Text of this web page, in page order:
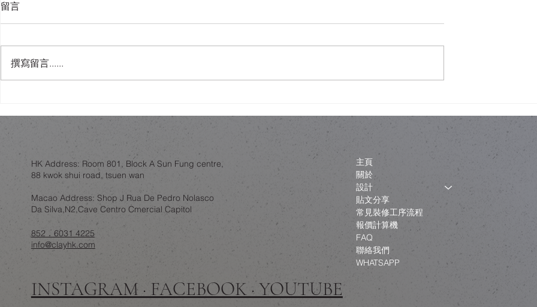
破壞」：翻新工程如何不淪為
政治騷？
書櫃，而係一家人嘅共識
Design 專業指南
留言
撰寫留言......
HK Address: Room 801, Block A Sun Fung centre,
88 kwok shui road, tsuen wan
Macao Address: Shop J Rua De Pedro Nolasco
Da Silva,N2,Cave Centro Cmercial Capitol
852．6031 4225
info@clayhk.com
INSTAGRAM · FACEBOOK · YOUTUBE
主頁
關於
設計
貼文分享
常見裝修工序流程
報價計算機
FAQ
聯絡我們
WHATSAPP